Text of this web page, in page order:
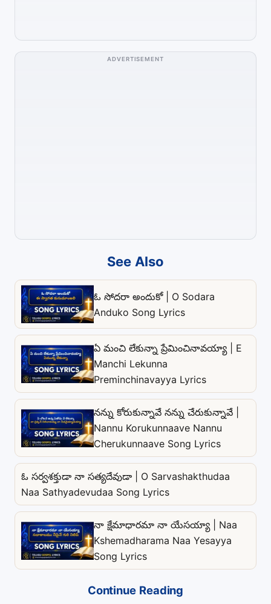
ADVERTISEMENT
See Also
ఓ సోదరా అందుకో | O Sodara
Anduko Song Lyrics
ఏ మంచి లేకున్నా ప్రేమించినావయ్యా | E
Manchi Lekunna
Preminchinavayya Lyrics
నన్ను కోరుకున్నావే నన్ను చేరుకున్నావే |
Nannu Korukunnaave Nannu
Cherukunnaave Song Lyrics
ఓ సర్వశక్తుడా నా సత్యదేవుడా | O Sarvashakthudaa
Naa Sathyadevudaa Song Lyrics
నా క్షేమాధారమా నా యేసయ్యా | Naa
Kshemadharama Naa Yesayya
Song Lyrics
Continue Reading